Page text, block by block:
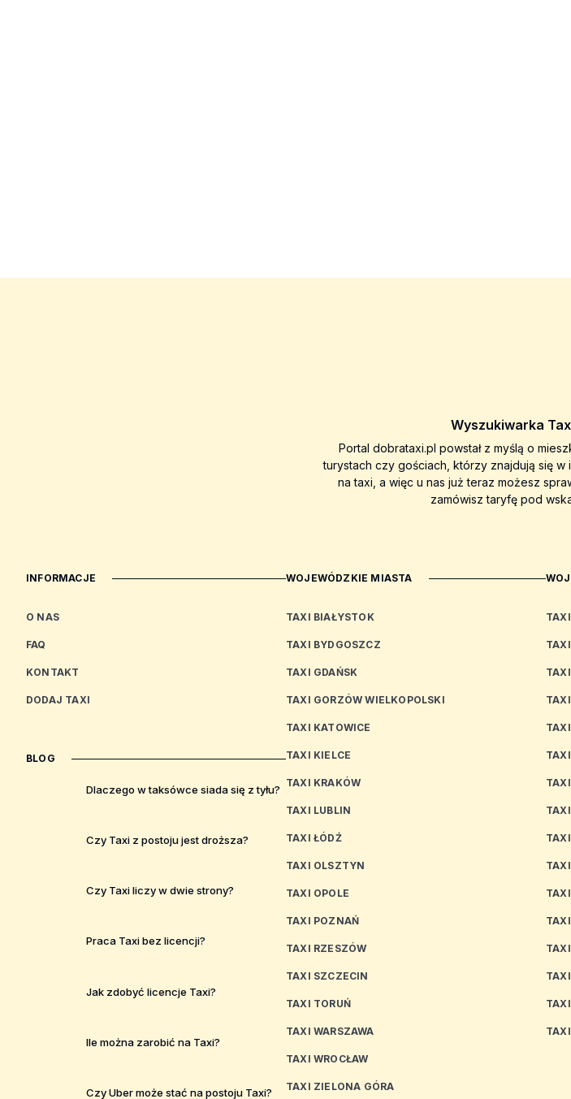
Wyszukiwarka
Portal dobrataxi.pl powstał z myślą o
turystach czy gościach, którzy znajdują się w
na taxi, a więc u nas już teraz możesz
zamówisz taryfę pod
INFORMACJE
O NAS
FAQ
KONTAKT
DODAJ TAXI
BLOG
Dlaczego w taksówce siada się z tyłu?
Czy Taxi z postoju jest droższa?
Czy Taxi liczy w dwie strony?
Praca Taxi bez licencji?
Jak zdobyć licencje Taxi?
Ile można zarobić na Taxi?
Czy Uber może stać na postoju Taxi?
WOJEWÓDZKIE MIASTA
TAXI BIAŁYSTOK
TAXI BYDGOSZCZ
TAXI GDAŃSK
TAXI GORZÓW WIELKOPOLSKI
TAXI KATOWICE
TAXI KIELCE
TAXI KRAKÓW
TAXI LUBLIN
TAXI ŁÓDŹ
TAXI OLSZTYN
TAXI OPOLE
TAXI POZNAŃ
TAXI RZESZÓW
TAXI SZCZECIN
TAXI TORUŃ
TAXI WARSZAWA
TAXI WROCŁAW
TAXI ZIELONA GÓRA